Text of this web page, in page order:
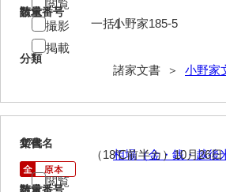
片山家文書（下関市豊浦）
月輪寺文書
請求番号
小野家185-5
分類
諸家文書 ＞ 小野家
数量
一括1
閲覧
撮影
掲載
17
文書名
相場（金・銭・越後
年代
（18℃前半カ）10月26日
閲覧